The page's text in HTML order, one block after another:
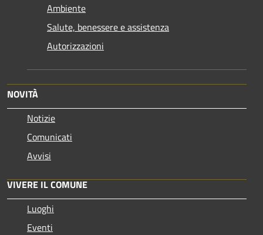
Ambiente
Salute, benessere e assistenza
Autorizzazioni
NOVITÀ
Notizie
Comunicati
Avvisi
VIVERE IL COMUNE
Luoghi
Eventi